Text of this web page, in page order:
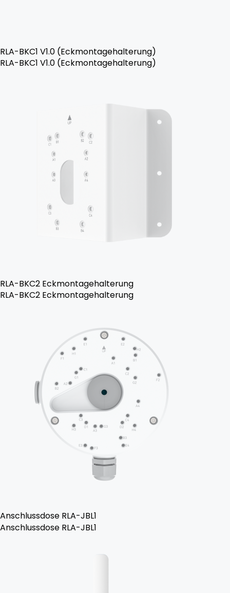
RLA-BKC1 V1.0 (Eckmontagehalterung)
RLA-BKC1 V1.0 (Eckmontagehalterung)
RLA-BKC2 Eckmontagehalterung
RLA-BKC2 Eckmontagehalterung
Anschlussdose RLA-JBL1
Anschlussdose RLA-JBL1